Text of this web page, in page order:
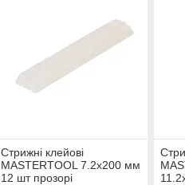
Стрижні клейові
MASTERTOOL 7.2х200 мм
12 шт прозорі